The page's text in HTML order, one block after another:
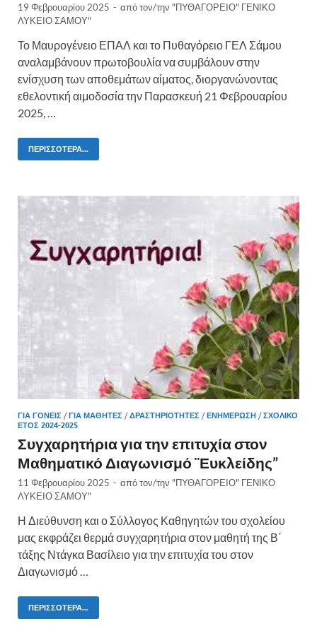
19 Φεβρουαρίου 2025 - από τον/την "ΠΥΘΑΓΟΡΕΙΟ" ΓΕΝΙΚΟ
ΛΥΚΕΙΟ ΣΑΜΟΥ"
Το Μαυρογένειο ΕΠΑΛ και το Πυθαγόρειο ΓΕΛ Σάμου
αναλαμβάνουν πρωτοβουλία να συμβάλουν στην
ενίσχυση των αποθεμάτων αίματος, διοργανώνοντας
εθελοντική αιμοδοσία την Παρασκευή 21 Φεβρουαρίου
2025, …
ΠΕΡΙΣΣΌΤΕΡΑ...
ΓΙΑ ΓΟΝΕΊΣ /ΓΙΑ ΜΑΘΗΤΈΣ /ΔΡΑΣΤΗΡΙΌΤΗΤΕΣ /ΕΝΗΜΈΡΩΣΗ /ΣΧΟΛΙΚΌ
ΈΤΟΣ 2024-2025
Συγχαρητήρια για την επιτυχία στον
Μαθηματικό Διαγωνισμό ¨Ευκλείδης”
11 Φεβρουαρίου 2025 - από τον/την "ΠΥΘΑΓΟΡΕΙΟ" ΓΕΝΙΚΟ
ΛΥΚΕΙΟ ΣΑΜΟΥ"
Η Διεύθυνση και ο Σύλλογος Καθηγητών του σχολείου
μας εκφράζει θερμά συγχαρητήρια στον μαθητή της Β΄
τάξης Ντάγκα Βασίλειο για την επιτυχία του στον
Διαγωνισμό …
ΠΕΡΙΣΣΌΤΕΡΑ...